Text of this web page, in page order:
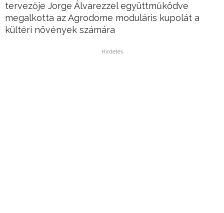
tervezője Jorge Álvarezzel együttműködve
megalkotta az Agrodome moduláris kupolát a
kültéri növények számára
Hirdetés